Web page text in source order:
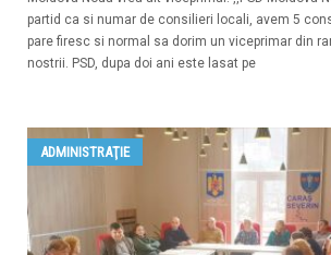
partid ca si numar de consilieri locali, avem 5
pare firesc si normal sa dorim un viceprimar din
nostrii. PSD, dupa doi ani este lasat pe
ADMINISTRAŢIE